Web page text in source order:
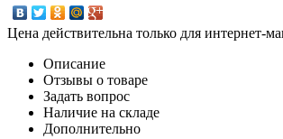
Цена действительна только для интернет-
Описание
Отзывы о товаре
Задать вопрос
Наличие на складе
Дополнительно